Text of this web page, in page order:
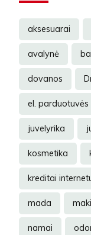
aksesuarai
avalynė
dovanos
el. parduotuvės
juvelyrika
kosmetika
kreditai
mada
namai